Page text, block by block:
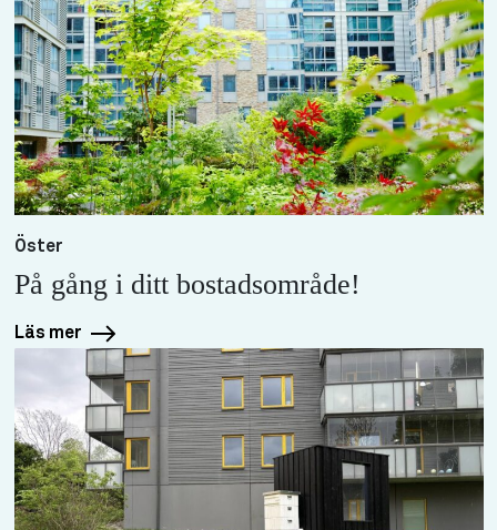
Öster
På gång i ditt bostadsområde!
Läs mer